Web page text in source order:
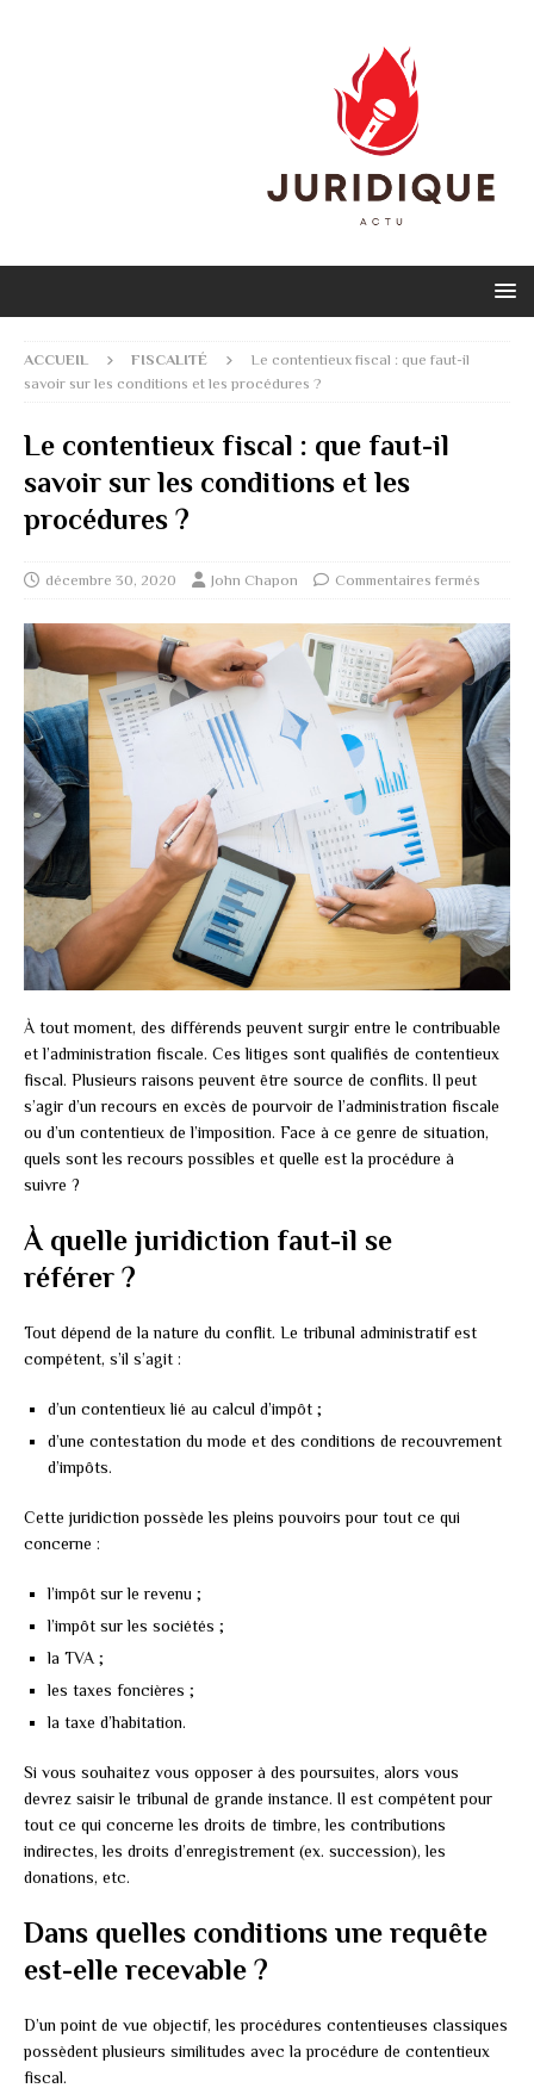
ACCUEIL FISCALITÉ
Le contentieux fiscal : que faut-il
savoir sur les conditions et les procédures ?
Le contentieux fiscal : que faut-il
savoir sur les conditions et les
procédures ?
décembre 30, 2020 John Chapon Commentaires fermés
À tout moment, des différends peuvent surgir entre le contribuable
et l’administration fiscale. Ces litiges sont qualifiés de contentieux
fiscal. Plusieurs raisons peuvent être source de conflits. Il peut
s’agir d’un recours en excès de pourvoir de l’administration fiscale
ou d’un contentieux de l’imposition. Face à ce genre de situation,
quels sont les recours possibles et quelle est la procédure à
suivre ?
À quelle juridiction faut-il se
référer ?
Tout dépend de la nature du conflit. Le tribunal administratif est
compétent, s’il s’agit :
d’un contentieux lié au calcul d’impôt ;
d’une contestation du mode et des conditions de recouvrement
d’impôts.
Cette juridiction possède les pleins pouvoirs pour tout ce qui
concerne :
l’impôt sur le revenu ;
l’impôt sur les sociétés ;
la TVA ;
les taxes foncières ;
la taxe d’habitation.
Si vous souhaitez vous opposer à des poursuites, alors vous
devrez saisir le tribunal de grande instance. Il est compétent pour
tout ce qui concerne les droits de timbre, les contributions
indirectes, les droits d’enregistrement (ex. succession), les
donations, etc.
Dans quelles conditions une requête
est-elle recevable ?
D’un point de vue objectif, les procédures contentieuses classiques
possèdent plusieurs similitudes avec la procédure de contentieux
fiscal.